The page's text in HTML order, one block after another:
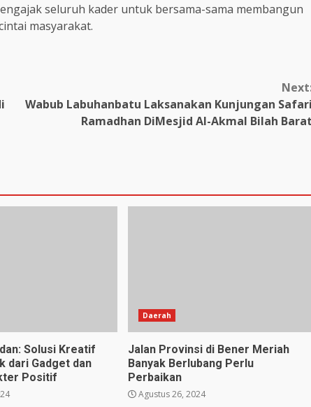
seluruh kader untuk bersama-sama membangun
masyarakat.
Wabub Labuhanbatu Laksanakan Kunjungan
Ramadhan DiMesjid Al-Akmal Bilah
Solusi Kreatif
dari Gadget dan
Positif
Daerah
Jalan Provinsi di Bener Meriah
Banyak Berlubang Perlu
Perbaikan
Agustus 26, 2024